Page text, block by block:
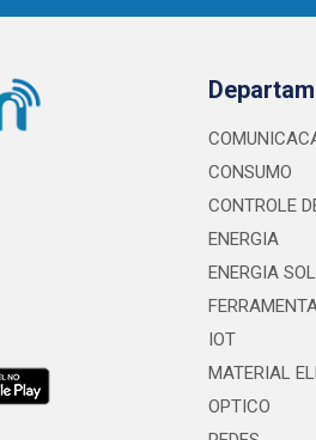
CONSUMO
CONTROLE
ENERGIA
ENERGIA
IOT
MATERIAL
OPTICO